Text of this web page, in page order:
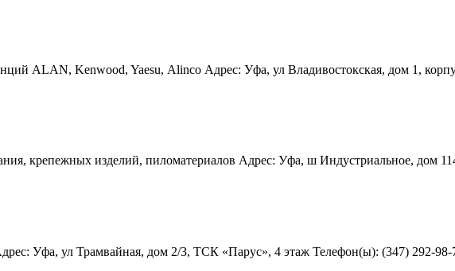
ALAN, Kenwood, Yaesu, Аlinco Адрес: Уфа, ул Владивостокская, дом 1,
крепежных изделий, пиломатериалов Адрес: Уфа, ш Индустриальное, дом
Уфа, ул Трамвайная, дом 2/3, ТСК «Парус», 4 этаж Телефон(ы): (347) 292-